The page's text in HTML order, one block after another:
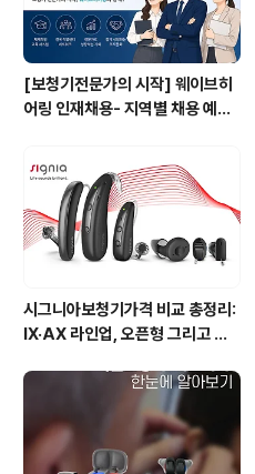
[보청기전문가의 시작] 웨이브히
어링 인재채용- 지역별 채용 예정
시그니아보청기가격 비교 총정리:
IX·AX 라인업, 오픈형 그리고 귓
브히어링 부산직영점